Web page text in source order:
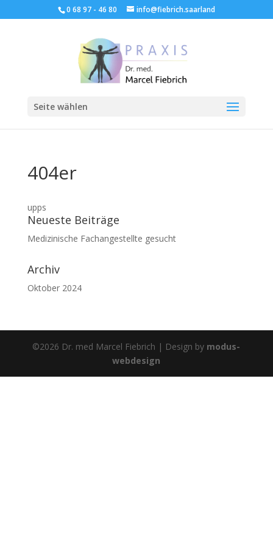
0 68 97 - 46 80 info@fiebrich.saarland
Seite wählen
404er
upps
Neueste Beiträge
Medizinische Fachangestellte gesucht
Archiv
Oktober 2024
©2026 Dr. med Marcel Fiebrich | Design by modus-
webdesign